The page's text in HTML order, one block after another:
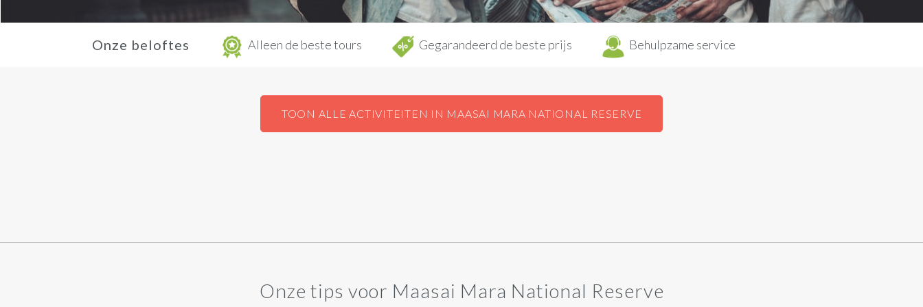
Onze beloftes Alleen de beste tours Gegarandeerd de beste prijs Behulpzame service
TOON ALLE ACTIVITEITEN IN MAASAI MARA NATIONAL RESERVE
Onze tips voor Maasai Mara National Reserve